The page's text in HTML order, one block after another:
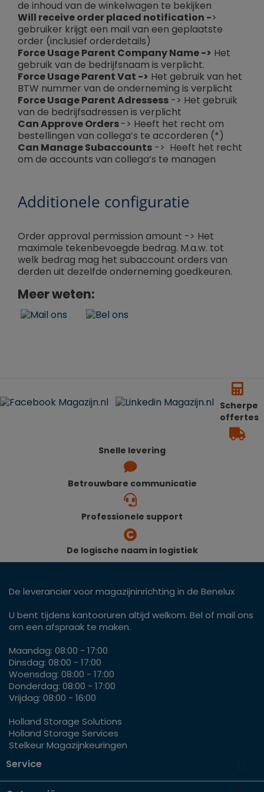
de inhoud van de winkelwagen te bekijken
Will receive order placed notification ->
gebruiker krijgt een mail van een geplaatste
order (inclusief orderdetails)
Force Usage Parent Company Name -> Het
gebruik van de bedrijfsnaam is verplicht.
Force Usage Parent Vat -> Het gebruik van het
BTW nummer van de onderneming is verplicht
Force Usage Parent Adressess -> Het gebruik
van de bedrijfsadressen is verplicht
Can Approve Orders-> Heeft het recht om
bestellingen van collega’s te accorderen (*)
Can Manage Subaccounts -> Heeft het recht
om de accounts van collega’s te managen
Additionele configuratie
Order approval permission amount -> Het
maximale tekenbevoegde bedrag. M.a.w. tot
welk bedrag mag het subaccount orders van
derden uit dezelfde onderneming goedkeuren.
Meer weten:
Scherpe
offertes
Snelle levering
Betrouwbare communicatie
Professionele support
De logische naam in logistiek
De leverancier voor magazijninrichting in de Benelux
U bent tijdens kantooruren altijd welkom. Bel of mail ons
om een afspraak te maken.
Maandag: 08:00 - 17:00
Dinsdag: 08:00 - 17:00
Woensdag: 08:00 - 17:00
Donderdag: 08:00 - 17:00
Vrijdag: 08:00 - 16:00
Holland Storage Solutions
Holland Storage Services
Stelkeur Magazijnkeuringen
Service 